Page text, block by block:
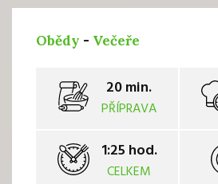
Obědy - Večeře
20 min.
PŘÍPRAVA
1:25 hod.
CELKEM